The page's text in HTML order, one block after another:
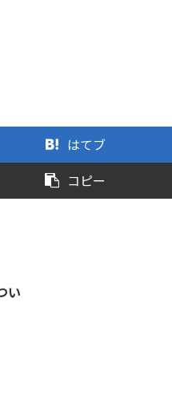
はてブ
コピー
い